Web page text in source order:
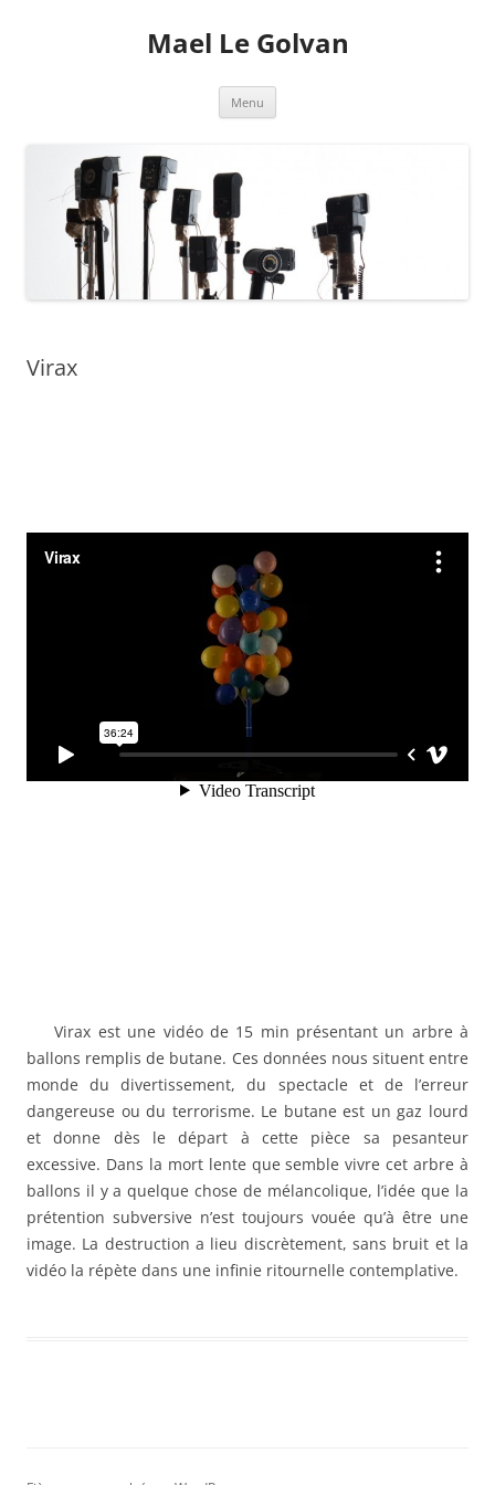
Mael Le Golvan
Menu
Virax
Virax est une vidéo de 15 min présentant un arbre à
ballons remplis de butane. Ces données nous situent entre
monde du divertissement, du spectacle et de l’erreur
dangereuse ou du terrorisme. Le butane est un gaz lourd
et donne dès le départ à cette pièce sa pesanteur
excessive. Dans la mort lente que semble vivre cet arbre à
ballons il y a quelque chose de mélancolique, l’idée que la
prétention subversive n’est toujours vouée qu’à être une
image. La destruction a lieu discrètement, sans bruit et la
vidéo la répète dans une infinie ritournelle contemplative.